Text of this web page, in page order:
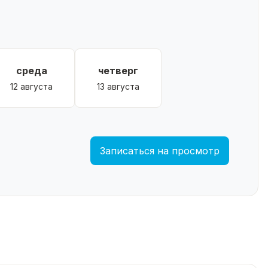
среда
12 августа
четверг
13 августа
Записаться на просмотр